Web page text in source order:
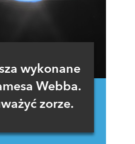
wykonane
Webba.
zorze.